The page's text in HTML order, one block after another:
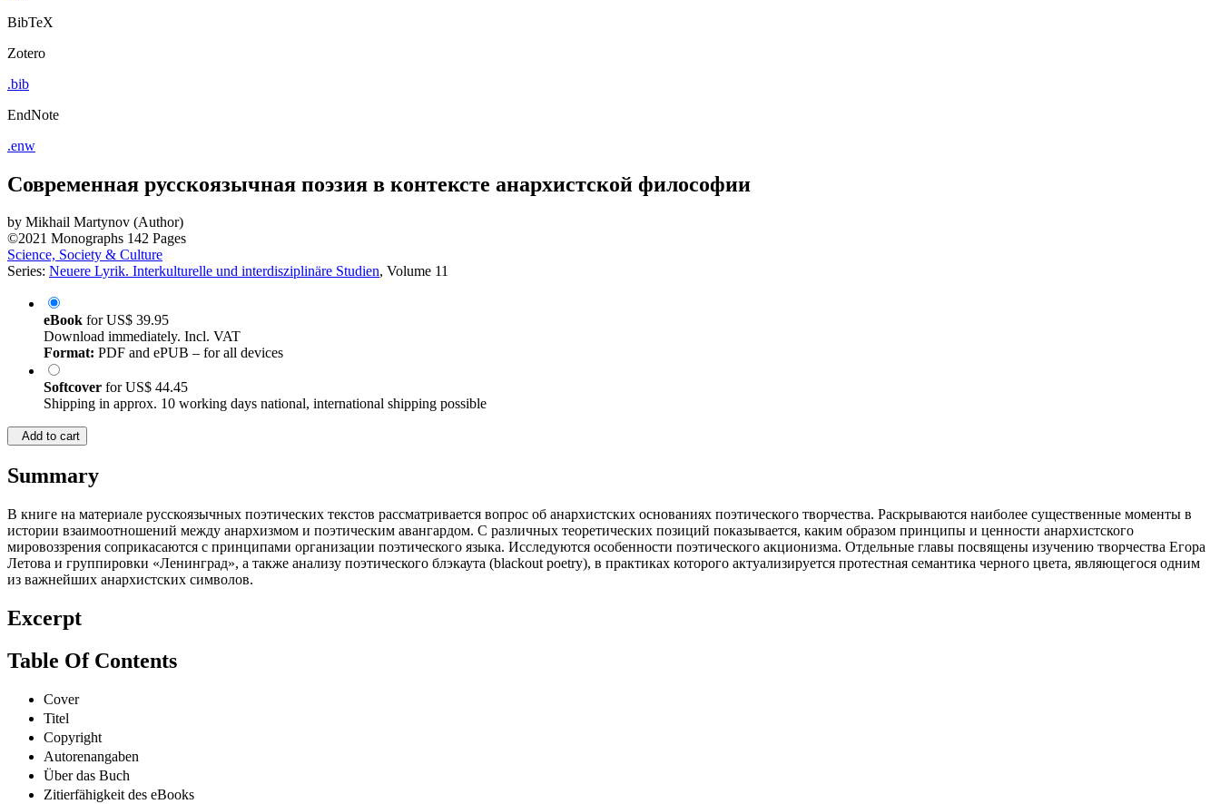
BibTeX
Zotero
.bib
EndNote
.enw
Современная русскоязычная поэзия в контексте анархистской философии
by Mikhail Martynov (Author)
©2021 Monographs 142 Pages
Science, Society & Culture
Series: Neuere Lyrik. Interkulturelle und interdisziplinäre Studien, Volume 11
eBook forUS$ 39.95
Download immediately. Incl. VAT
Format: PDF and ePUB – for all devices
Softcover forUS$ 44.45
Shipping in approx. 10 working days national, international shipping possible
Add to cart
Summary
В книге на материале русскоязычных поэтических текстов рассматривается вопрос об анархистских основаниях поэтического творчества. Раскрываются наиболее существенные моменты в
истории взаимоотношений между анархизмом и поэтическим авангардом. С различных теоретических позиций показывается, каким образом принципы и ценности анархистского
мировоззрения соприкасаются с принципами организации поэтического языка. Исследуются особенности поэтического акционизма. Отдельные главы посвящены изучению творчества Егора
Летова и группировки «Ленинград», а также анализу поэтического блэкаута (blackout poetry), в практиках которого актуализируется протестная семантика черного цвета, являющегося одним
из важнейших анархистских символов.
Excerpt
Table Of Contents
Cover
Titel
Copyright
Autorenangaben
Über das Buch
Zitierfähigkeit des eBooks